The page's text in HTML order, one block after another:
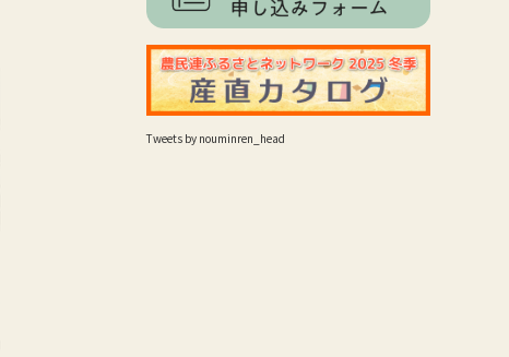
Tweets by nouminren_head